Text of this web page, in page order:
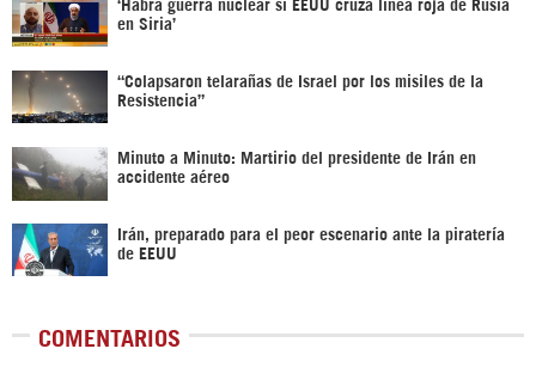
‎‘Habrá guerra nuclear si EEUU cruza línea roja de Rusia
en Siria’‎
“Colapsaron telarañas de Israel por los misiles de la
Resistencia”
Minuto a Minuto: Martirio del presidente de Irán en
accidente aéreo
Irán, preparado para el peor escenario ante la piratería
de EEUU
COMENTARIOS